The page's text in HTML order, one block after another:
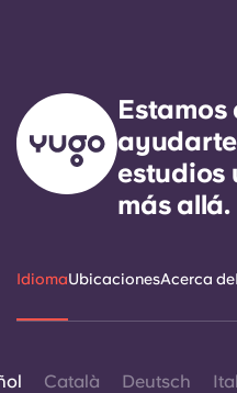
Estamos
estudios
más allá.
IdiomaUbicacionesAcerca de
Català Deutsch